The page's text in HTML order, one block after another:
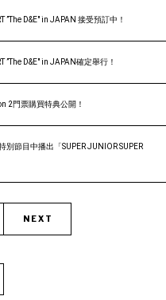
”The D&E" in JAPAN 接受預訂中！
”The D&E" in JAPAN確定舉行！
2門票購買特典公開！
別節目中播出「SUPER JUNIOR SUPER
NEXT